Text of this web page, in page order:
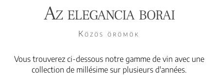
Az elegancia borai
Közös örömök
Vous trouverez ci-dessous notre gamme de vin avec une
collection de millésime sur plusieurs d'années.